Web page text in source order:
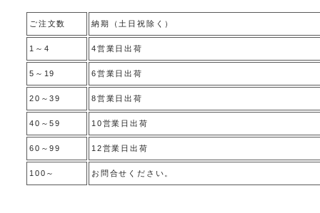
ご注文数 納期（土日祝除く）
1～4 4営業日出荷
5～19 6営業日出荷
20～39 8営業日出荷
40～59 10営業日出荷
60～99 12営業日出荷
100～ お問合せください。